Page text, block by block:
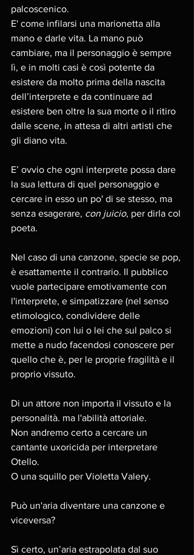
palcoscenico.
E' come infilarsi una marionetta alla
mano e darle vita. La mano può
cambiare, ma il personaggio è sempre
lì, e in molti casi è così potente da
esistere da molto prima della nascita
dell’interprete e da continuare ad
esistere ben oltre la sua morte o il ritiro
dalle scene, in attesa di altri artisti che
gli diano vita.
E’ ovvio che ogni interprete possa dare
la sua lettura di quel personaggio e
cercare in esso un po' di se stesso, ma
senza esagerare, con juicio, per dirla col
poeta.
Nel caso di una canzone, specie se pop,
è esattamente il contrario. Il pubblico
vuole partecipare emotivamente con
l'interprete, e simpatizzare (nel senso
etimologico, condividere delle
emozioni) con lui o lei che sul palco si
mette a nudo facendosi conoscere per
quello che è, per le proprie fragilità e il
proprio vissuto.
Di un attore non importa il vissuto e la
personalità. ma l'abilità attoriale.
Non andremo certo a cercare un
cantante uxoricida per interpretare
Otello.
O una squillo per Violetta Valery.
Può un'aria diventare una canzone e
viceversa?
Sì certo, un’aria estrapolata dal suo